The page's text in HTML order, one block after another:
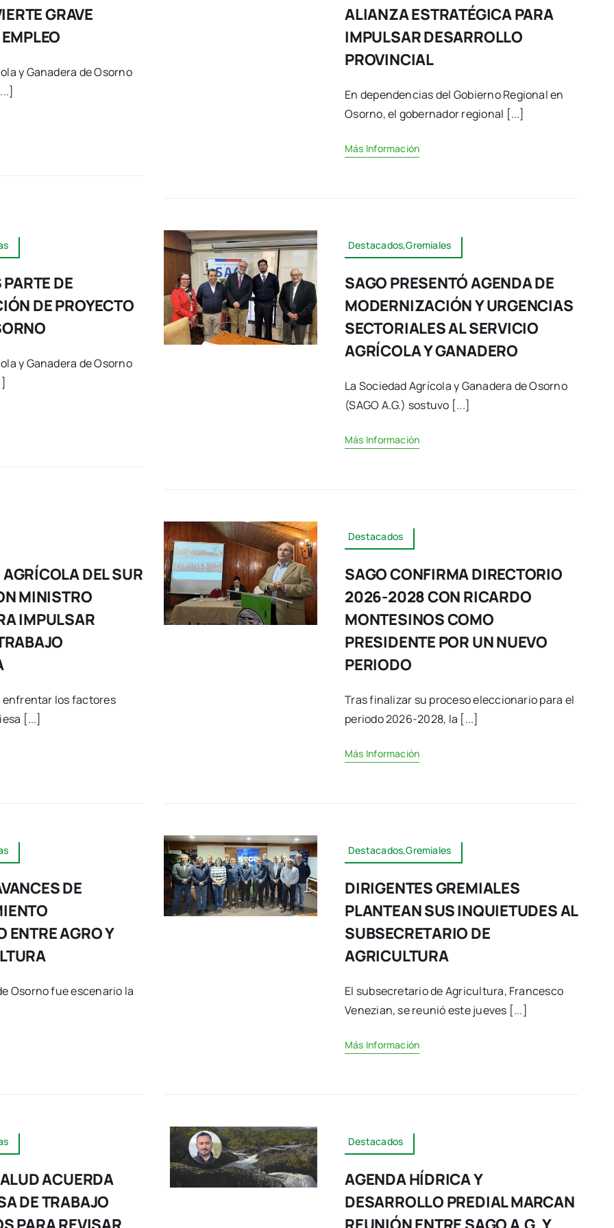
GRAVE
y Ganadera de Osorno
ALIANZA ESTRATÉGICA PARA
IMPULSAR DESARROLLO
PROVINCIAL
En dependencias del Gobierno Regional en
Osorno, el gobernador regional [...]
Más Información
DE
DE PROYECTO
y Ganadera de Osorno
Destacados,Gremiales
SAGO PRESENTÓ AGENDA DE
MODERNIZACIÓN Y URGENCIAS
SECTORIALES AL SERVICIO
AGRÍCOLA Y GANADERO
La Sociedad Agrícola y Ganadera de Osorno
(SAGO A.G.) sostuvo [...]
Más Información
DEL SUR
MINISTRO
IMPULSAR
enfrentar los factores
[...]
Destacados
SAGO CONFIRMA DIRECTORIO
2026-2028 CON RICARDO
MONTESINOS COMO
PRESIDENTE POR UN NUEVO
PERIODO
Tras finalizar su proceso eleccionario para el
periodo 2026-2028, la [...]
Más Información
DE
ENTRE AGRO Y
Osorno fue escenario la
Destacados,Gremiales
DIRIGENTES GREMIALES
PLANTEAN SUS INQUIETUDES AL
SUBSECRETARIO DE
AGRICULTURA
El subsecretario de Agricultura, Francesco
Venezian, se reunió este jueves [...]
Más Información
ACUERDA
DE TRABAJO
Destacados
AGENDA HÍDRICA Y
DESARROLLO PREDIAL MARCAN